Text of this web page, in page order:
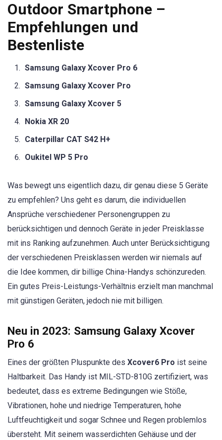
Outdoor Smartphone –
Empfehlungen und
Bestenliste
Samsung Galaxy Xcover Pro 6
Samsung Galaxy Xcover Pro
Samsung Galaxy Xcover 5
Nokia XR 20
Caterpillar CAT S42 H+
Oukitel WP 5 Pro
Was bewegt uns eigentlich dazu, dir genau diese 5 Geräte
zu empfehlen? Uns geht es darum, die individuellen
Ansprüche verschiedener Personengruppen zu
berücksichtigen und dennoch Geräte in jeder Preisklasse
mit ins Ranking aufzunehmen. Auch unter Berücksichtigung
der verschiedenen Preisklassen werden wir niemals auf
die Idee kommen, dir billige China-Handys schönzureden.
Ein gutes Preis-Leistungs-Verhältnis erzielt man manchmal
mit günstigen Geräten, jedoch nie mit billigen.
Neu in 2023: Samsung Galaxy Xcover
Pro 6
Eines der größten Pluspunkte des Xcover6 Pro ist seine
Haltbarkeit. Das Handy ist MIL-STD-810G zertifiziert, was
bedeutet, dass es extreme Bedingungen wie Stöße,
Vibrationen, hohe und niedrige Temperaturen, hohe
Luftfeuchtigkeit und sogar Schnee und Regen problemlos
übersteht. Mit seinem wasserdichten Gehäuse und der